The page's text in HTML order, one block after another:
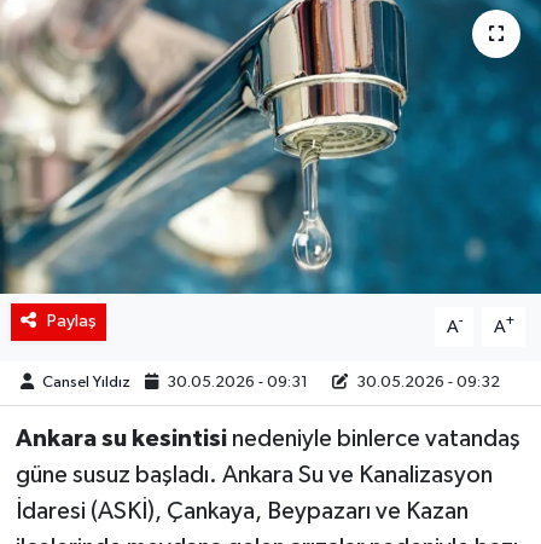
Paylaş A- A+
Cansel Yıldız 30.05.2026 - 09:31 30.05.2026 - 09:32
Ankara su kesintisinedeniyle binlerce vatandaş
güne susuz başladı. Ankara Su ve Kanalizasyon
İdaresi (ASKİ), Çankaya, Beypazarı ve Kazan
Siyaset
Spor
Teknoloji
Yaşam